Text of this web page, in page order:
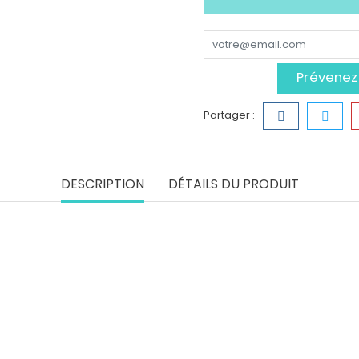
Partager :
DESCRIPTION DÉTAILS DU PRODUIT